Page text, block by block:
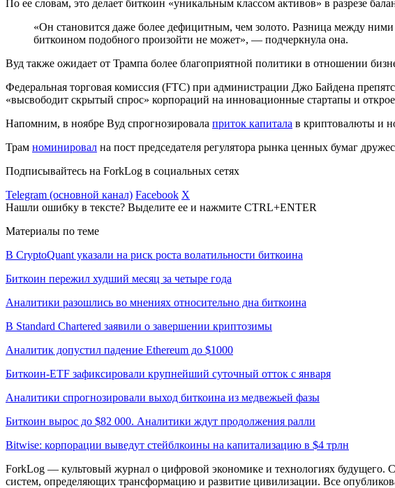
По ее словам, это делает биткоин «уникальным классом активов» в разрезе
«Он становится даже более дефицитным, чем золото. Разница между ними
биткоином подобного произойти не может», — подчеркнула она.
Вуд также ожидает от Трампа более благоприятной политики в отношении
Федеральная торговая комиссия (FTC) при администрации Джо Байдена
«высвободит скрытый спрос» корпораций на инновационные стартапы и
Напомним, в ноябре Вуд спрогнозировала приток капитала в криптовалюты и
Трам номинировал на пост председателя регулятора рынка ценных бумаг
Подписывайтесь на ForkLog в социальных сетях
Telegram (основной канал) Facebook X
Нашли ошибку в тексте? Выделите ее и нажмите CTRL+ENTER
Материалы по теме
В CryptoQuant указали на риск роста волатильности биткоина
Биткоин пережил худший месяц за четыре года
Аналитики разошлись во мнениях относительно дна биткоина
В Standard Chartered заявили о завершении криптозимы
Аналитик допустил падение Ethereum до $1000
Биткоин-ETF зафиксировали крупнейший суточный отток с января
Аналитики спрогнозировали выход биткоина из медвежьей фазы
Биткоин вырос до $82 000. Аналитики ждут продолжения ралли
Bitwise: корпорации выведут стейблкоины на капитализацию в $4 трлн
ForkLog — культовый журнал о цифровой экономике и технологиях будущего.
систем, определяющих трансформацию и развитие цивилизации. Все